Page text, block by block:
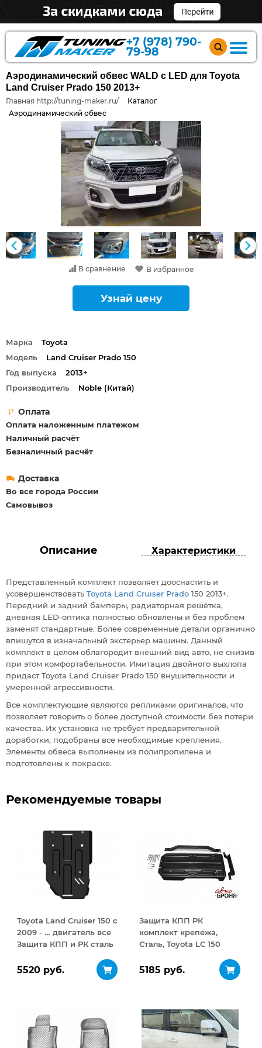
+7 (978) 790-
79-98
Аэродинамический обвес WALD с LED для Toyota
Land Cruiser Prado 150 2013+
Главная http://tuning-maker.ru/
Каталог
Аэродинамический обвес
Марка
Toyota
Модель
Land Cruiser Prado 150
Год выпуска
2013+
Производитель
Noble (Китай)
Оплата
Оплата наложенным платежом
Наличный расчёт
Безналичный расчёт
Доставка
Во все города России
Самовывоз
В сравнение В избранное
Узнай цену
Описание Характеристики
Представленный комплект позволяет дооснастить и
усовершенствовать Toyota Land Cruiser Prado 150 2013+.
Передний и задний бамперы, радиаторная решётка,
дневная LED-оптика полностью обновлены и без проблем
заменят стандартные. Более современные детали органично
впишутся в изначальный экстерьер машины. Данный
комплект в целом облагородит внешний вид авто, не снизив
при этом комфортабельности. Имитация двойного выхлопа
придаст Toyota Land Cruiser Prado 150 внушительности и
умеренной агрессивности.
Все комплектующие являются репликами оригиналов, что
позволяет говорить о более доступной стоимости без потери
качества. Их установка не требует предварительной
доработки, подобраны все необходимые крепления.
Элементы обвеса выполнены из полипропилена и
подготовлены к покраске.
Рекомендуемые товары
Toyota Land Cruiser 150 с
2009 - … двигатель все
Защита КПП и РК сталь
5520 руб.
Защита КПП РК
комплект крепежа,
Сталь, Toyota LC 150
4.0/Toyota LC 150 Prado
5185 руб.